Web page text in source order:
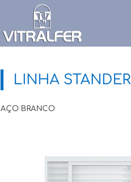
LINHA STANDER
AÇO BRANCO